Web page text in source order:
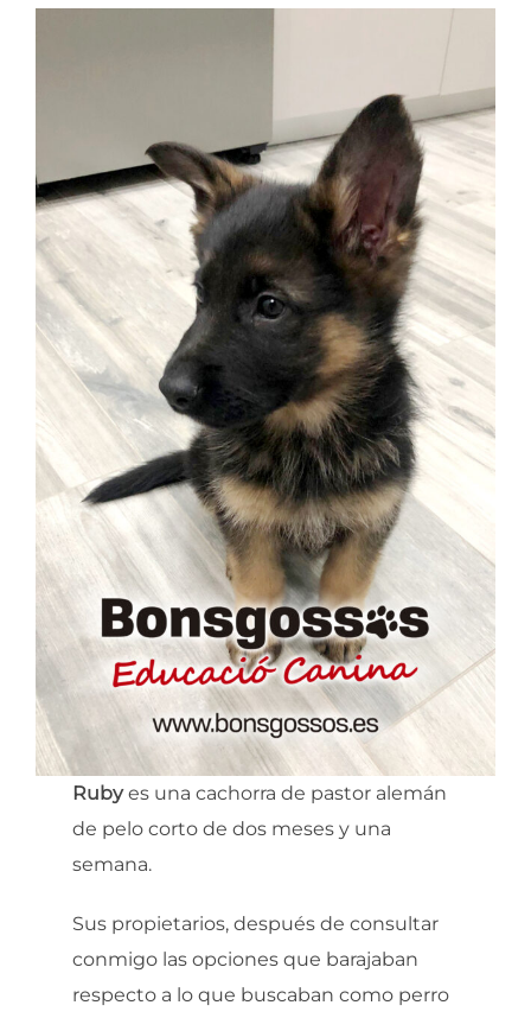
Rubyes una cachorra de pastor alemán
de pelo corto de dos meses y una
semana.
Sus propietarios, después de consultar
conmigo las opciones que barajaban
respecto a lo que buscaban como perro